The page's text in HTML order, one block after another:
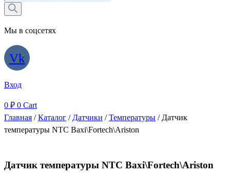
товаров
Мы в соцсетях
Vk
Вход
0 ₽ 0 Cart
Главная /Каталог / Датчики /Температуры / Датчик
температуры NTC Baxi\Fortech\Ariston
Датчик температуры NTC Baxi\Fortech\Ariston